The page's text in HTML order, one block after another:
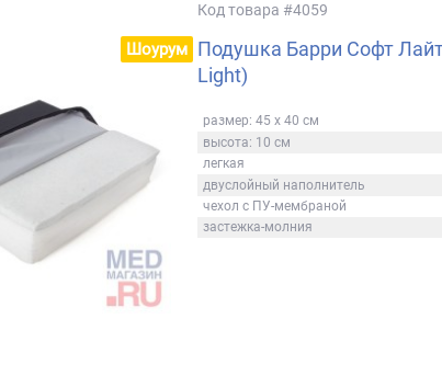
массажный эффект проблемного участка;
подушки можно в MED-МАГАЗИН.RU на
Шоурум
Код товара #4059
Подушка Барри Софт
Light)
размер: 45 х 40 см
высота: 10 см
легкая
двуслойный наполнитель
чехол с ПУ-мембраной
застежка-молния